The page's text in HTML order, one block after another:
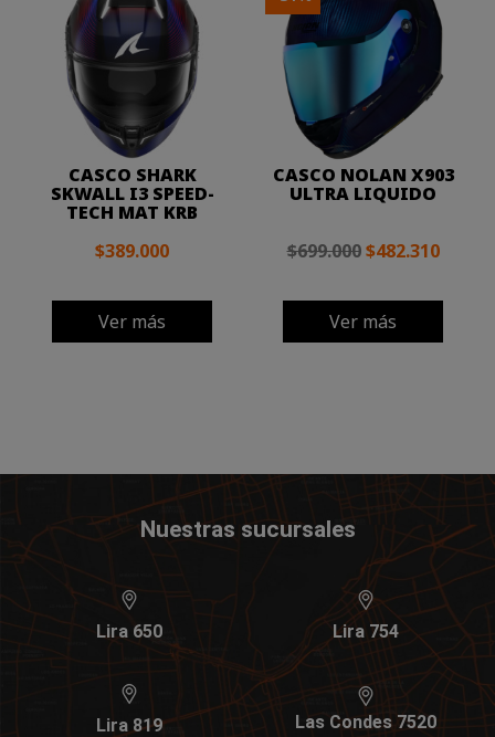
CASCO SHARK
SKWALL I3 SPEED-
TECH MAT KRB
$389.000
Ver más
CASCO NOLAN X903
ULTRA LIQUIDO
$699.000 $482.310
Ver más
Nuestras sucursales
Lira 650 Lira 754
Lira 819 Las Condes 7520